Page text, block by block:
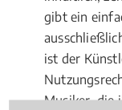
gibt ein
ist der
Musiker, die